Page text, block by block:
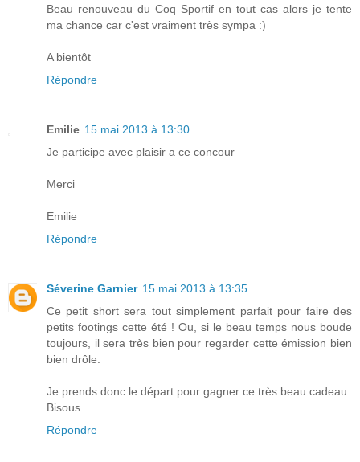
Beau renouveau du Coq Sportif en tout cas alors je tente
ma chance car c'est vraiment très sympa :)
A bientôt
Répondre
Emilie 15 mai 2013 à 13:30
Je participe avec plaisir a ce concour
Merci
Emilie
Répondre
Séverine Garnier 15 mai 2013 à 13:35
Ce petit short sera tout simplement parfait pour faire des
petits footings cette été ! Ou, si le beau temps nous boude
toujours, il sera très bien pour regarder cette émission bien
bien drôle.
Je prends donc le départ pour gagner ce très beau cadeau.
Bisous
Répondre